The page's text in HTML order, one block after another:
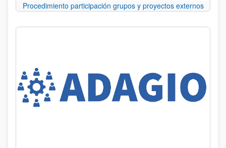
Procedimiento participación grupos y proyectos externos